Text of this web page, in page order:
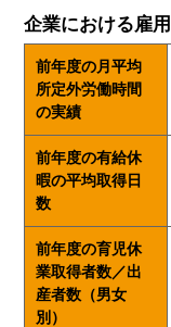
企業における雇
前年度の月平均
所定外労働時間
の実績
前年度の有給休
暇の平均取得日
数
前年度の育児休
業取得者数／出
産者数（男女
別）